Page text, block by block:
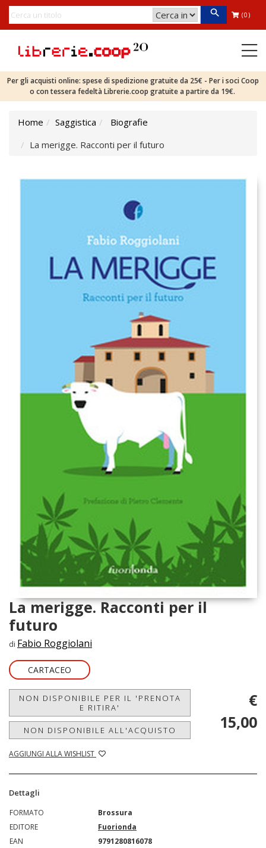
(0)
Per gli acquisti online: spese di spedizione gratuite da 25€ - Per i soci Coop
o con tessera fedeltà Librerie.coop gratuite a partire da 19€.
Home Saggistica
Biografie
La merigge. Racconti per il futuro
La merigge. Racconti per il
futuro
di Fabio Roggiolani
CARTACEO
NON DISPONIBILE PER IL 'PRENOTA
E RITIRA'
NON DISPONIBILE ALL'ACQUISTO
AGGIUNGI ALLA WISHLIST
€
15,00
Dettagli
FORMATO
Brossura
EDITORE
Fuorionda
EAN
9791280816078